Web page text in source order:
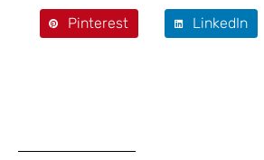
Pinterest LinkedIn